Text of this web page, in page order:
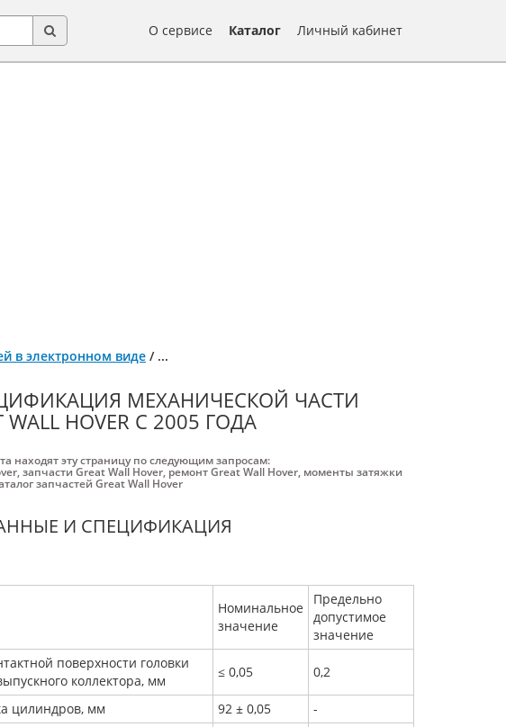
О сервисе Каталог Личный кабинет
в электронном виде / ...
МЕХАНИЧЕСКОЙ ЧАСТИ
HOVER С 2005 ГОДА
находят эту страницу по следующим запросам:
,запчасти Great Wall Hover, ремонт Great Wall Hover, моменты затяжки
запчастей Great Wall Hover
И СПЕЦИФИКАЦИЯ
Номинальное
значение
Предельно
допустимое
значение
поверхности головки
коллектора, мм
≤ 0,05 0,2
цилиндров, мм 92 ± 0,05
-